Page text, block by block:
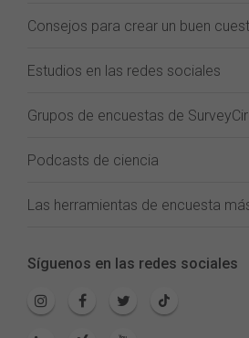
Consejos para crear un buen
Estudios en las redes sociales
Grupos de encuestas de
Podcasts de ciencia
Las herramientas de encuesta
Síguenos en las redes sociales